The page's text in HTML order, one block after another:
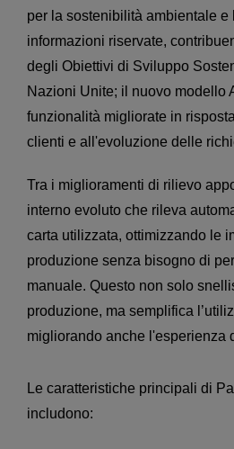
per la sostenibilità ambientale e
informazioni riservate,
degli Obiettivi di Sviluppo
Nazioni Unite; il nuovo modello
funzionalità migliorate in
clienti e all'evoluzione delle
Tra i miglioramenti di rilievo
interno evoluto che rileva
carta utilizzata, ottimizzando le
produzione senza bisogno di
manuale. Questo non solo
produzione, ma semplifica
migliorando anche l'esperienza
Le caratteristiche principali di
includono: